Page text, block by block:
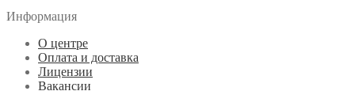
Информация
О центре
Оплата и доставка
Лицензии
Вакансии